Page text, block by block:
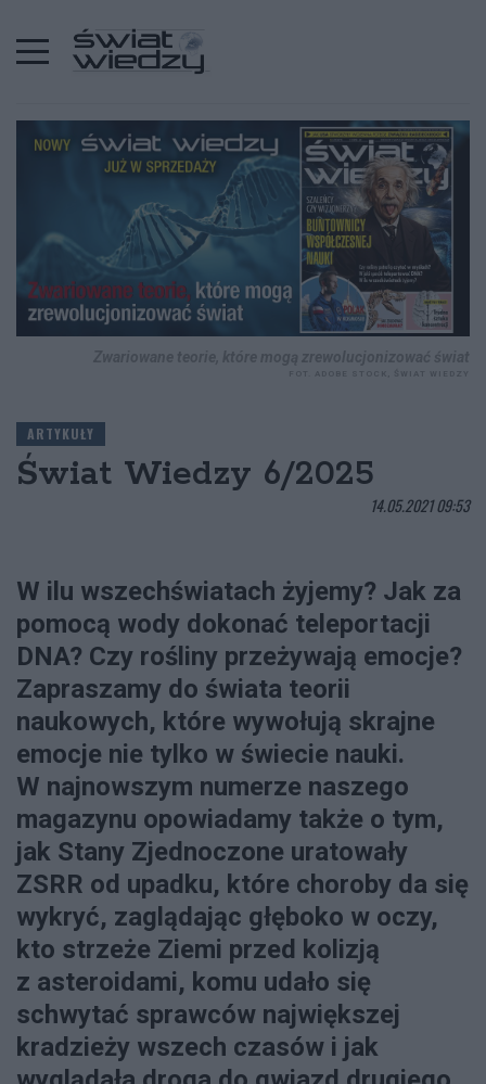
ARTYKUŁY
Świat Wiedzy 6/2025
14.05.2021 09:53
W ilu wszechświatach żyjemy? Jak za
pomocą wody dokonać teleportacji
DNA? Czy rośliny przeżywają emocje?
Zapraszamy do świata teorii
naukowych, które wywołują skrajne
emocje nie tylko w świecie nauki.
W najnowszym numerze naszego
magazynu opowiadamy także o tym,
jak Stany Zjednoczone uratowały
ZSRR od upadku, które choroby da się
wykryć, zaglądając głęboko w oczy,
kto strzeże Ziemi przed kolizją
z asteroidami, komu udało się
schwytać sprawców największej
kradzieży wszech czasów i jak